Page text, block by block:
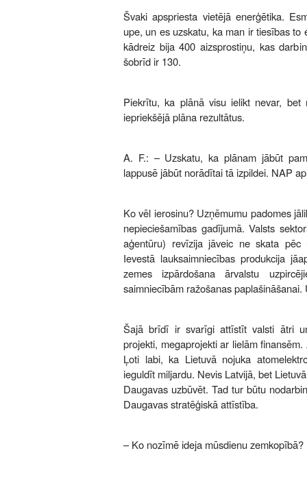
Švaki apspriesta vietējā enerģētika.
upe, un es uzskatu, ka man ir tiesības to
kādreiz bija 400 aizsprostiņu, kas
šobrīd ir 130.
Piekrītu, ka plānā visu ielikt nevar,
iepriekšējā plāna rezultātus.
A. F.: – Uzskatu, ka plānam jābūt
lappusē jābūt norādītai tā izpildei. NAP
Ko vēl ierosinu? Uzņēmumu padomes
nepieciešamības gadījumā. Valsts
aģentūru) revīzija jāveic ne skata
Ievestā lauksaimniecības produkcija
zemes izpārdošana ārvalstu
saimniecībām ražošanas paplašināšanai.
Šajā brīdī ir svarīgi attīstīt valsti ātri
projekti, megaprojekti ar lielām
Ļoti labi, ka Lietuvā nojuka
ieguldīt miljardu. Nevis Latvijā, bet
Daugavas uzbūvēt. Tad tur būtu
Daugavas stratēģiskā attīstība.
– Ko nozīmē ideja mūsdienu zemkopībā?